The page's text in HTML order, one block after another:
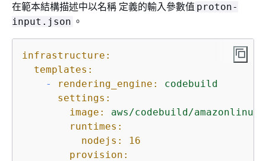
在範本結構描述中以名稱 定義的輸入參數值 proton-
input.json 。
infrastructure:
templates:
-
rendering_engine:
codebuild
settings:
image:
aws/codebuild/
runtimes:
nodejs:
16
provision: